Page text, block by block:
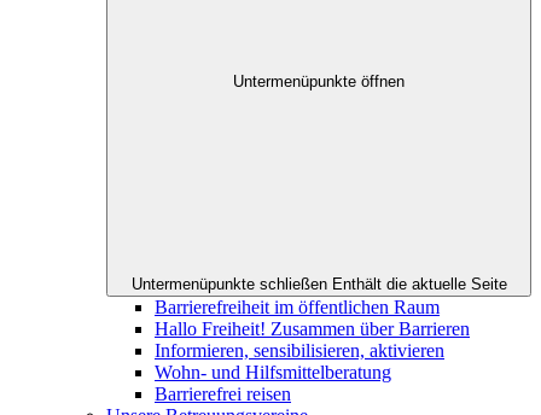
Untermenüpunkte öffnen
Untermenüpunkte schließen Enthält die aktuelle Seite
Barrierefreiheit im öffentlichen Raum
Hallo Freiheit! Zusammen über Barrieren
Informieren, sensibilisieren, aktivieren
Wohn- und Hilfsmittelberatung
Barrierefrei reisen